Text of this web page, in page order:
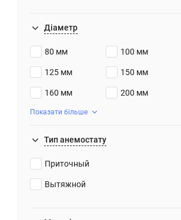
Діаметр
80 мм 100 мм
125 мм 150 мм
160 мм 200 мм
Показати більше
Тип анемостату
Приточный
Вытяжной